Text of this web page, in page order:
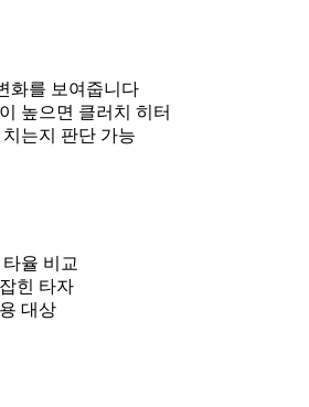
화를 보여줍니다
높으면 클러치 히터
는지 판단 가능
율 비교
힌 타자
대상